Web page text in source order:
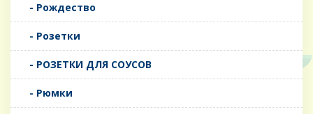
- Рождество
- Розетки
- РОЗЕТКИ ДЛЯ СОУСОВ
- Рюмки